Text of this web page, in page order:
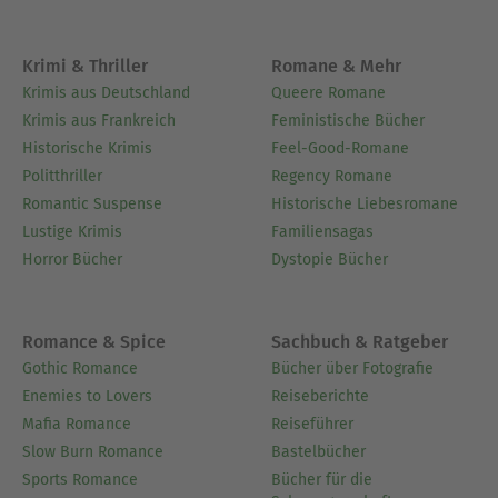
ermöglichen, sich stärker mit Perry Rhodan zu
beschäftigen", argumentierte der Autor. "Viele
dieser Beiträge schaffen darüber hinaus den
wichtigen Bezug zur täglichen Realität." So
durchleben regelmäßige Leser einen Vorgang fast
als Ritual:
Der wöchentliche Perry Rhodan-Roman ist zu
Peter Griese für eine "Nachbearbeitung" des
Romans. Mal nahm sich der in Bad Ems
wohnende Autor des wissenschaftlichen
Grundgehaltes des Romans an, mal spekulierte er
- und mit ihm Zehntausende von Lesern - über
die Weiterführung der Handlung, mal stellte er
Krimi & Thriller
Krimis aus Deutschland
Krimis aus Frankreich
Historische Krimis
Politthriller
Romantic Suspense
Lustige Krimis
Horror Bücher
Romane & Mehr
Queere Romane
Feministische Bücher
Feel-Good-Romane
Regency Romane
Historische Liebesromane
Familiensagas
Dystopie Bücher
Romance & Spice
Gothic Romance
Enemies to Lovers
Mafia Romance
Slow Burn Romance
Sports Romance
Sachbuch & Ratgeber
Bücher über Fotografie
Reiseberichte
Reiseführer
Bastelbücher
Bücher für die